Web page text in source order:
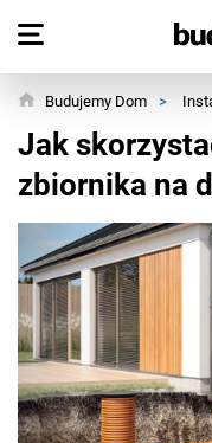
Budujemy Dom >
Jak
zbiornika na